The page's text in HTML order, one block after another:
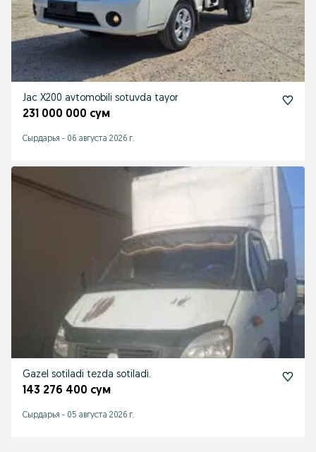
Jac X200 avtomobili sotuvda tayor
231 000 000 сум
Сырдарья - 06 августа 2026 г.
Gazel sotiladi tezda sotiladi.
143 276 400 сум
Сырдарья - 05 августа 2026 г.